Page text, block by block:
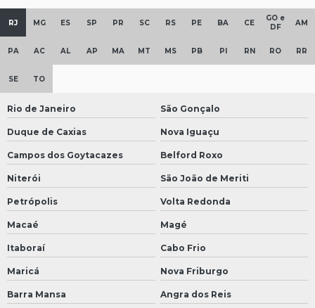
RJ MG ES SP PR SC RS PE BA CE
GO e
DF
AM
PA AC AL AP MA MT MS PB PI RN RO RR
SE TO
Rio de Janeiro São Gonçalo
Duque de Caxias Nova Iguaçu
Campos dos Goytacazes Belford Roxo
Niterói São João de Meriti
Petrópolis Volta Redonda
Macaé Magé
Itaboraí Cabo Frio
Maricá Nova Friburgo
Barra Mansa Angra dos Reis